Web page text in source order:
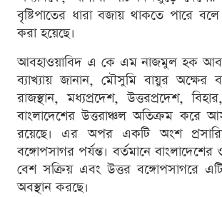
বৃষ্টিপাতের ধারা বজায় থাকতে পারে বলে
করা হয়েছে।
আবহাওয়াবিদ এ কে এম নাজমুল হক
ব্যাখ্যায় জানান, মৌসুমি বায়ুর অক্ষের
রাজস্থান, মধ্যপ্রদেশ, উত্তরপ্রদেশ,
বাংলাদেশের উত্তরাঞ্চল অতিক্রম করে
রয়েছে। এর অপর একটি অংশ
বঙ্গোপসাগর পর্যন্ত। বর্তমানে
বেশ সক্রিয় এবং উত্তর বঙ্গোপসাগরে
অবস্থান করছে।